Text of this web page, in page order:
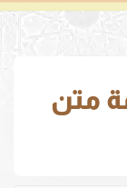
متن